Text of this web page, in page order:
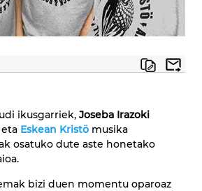
ikusgarriek, Joseba Irazoki
Eskean Kristö musika
osatuko dute aste honetako
bizi duen momentu oparoaz